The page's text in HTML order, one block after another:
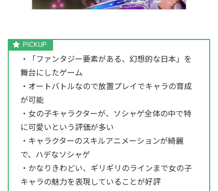
・「ファンタジー要素がある、幻想的な日本」を
舞台にしたゲーム
・オートバトルなので放置プレイでキャラの育成
が可能
・女の子キャラクターが、ソシャゲ全体の中で特
に可愛いという評価が多い
・キャラクターのスキルアニメーションが綺麗
で、ハデなソシャゲ
・かなりきわどい、ギリギリのラインまで女の子
キャラの魅力を表現していることが好評